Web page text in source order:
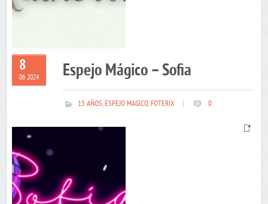
8
06 2024 Espejo Mágico – Sofia
15 AÑOS,ESPEJO MAGICO,FOTERIX 0